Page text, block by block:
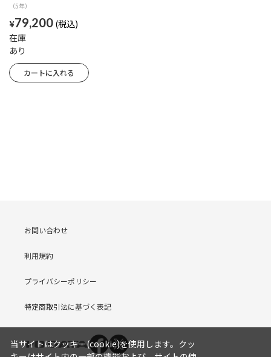
（5年）
¥79,200
在庫
あり
お問い合わせ
利用規約
プライバシーポリシー
特定商取引法に基づく表記
当サイトはクッキー(cookie)を使用します。クッ